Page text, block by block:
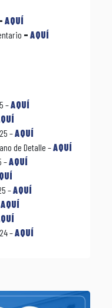
AQUÍ
– AQUÍ
–AQUÍ
–AQUÍ
de Detalle –AQUÍ
–AQUÍ
–AQUÍ
AQUÍ
–AQUÍ